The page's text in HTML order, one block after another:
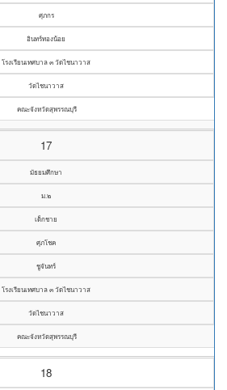
ศุภกร
อินทร์ทองน้อย
โรงเรียนเทศบาล ๓ วัดไชนาวาส
วัดไชนาวาส
คณะจังหวัดสุพรรณบุรี
17
มัธยมศึกษา
ม.๒
เด็กชาย
ศุภโชค
ชูจันทร์
โรงเรียนเทศบาล ๓ วัดไชนาวาส
วัดไชนาวาส
คณะจังหวัดสุพรรณบุรี
18